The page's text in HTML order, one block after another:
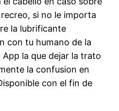
si no le importa
la lubrificante
con tu humano de la
App la que dejar la trato
la confusion en
con el fin de